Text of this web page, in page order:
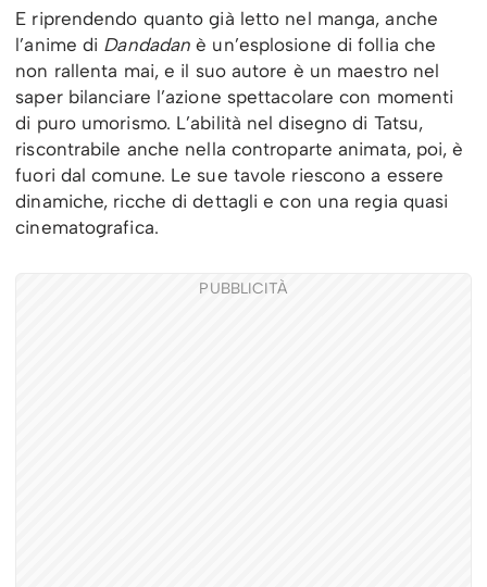
E riprendendo quanto già letto nel manga, anche
l’anime di Dandadanè un’esplosione di follia che
non rallenta mai, e il suo autore è un maestro nel
saper bilanciare l’azione spettacolare con momenti
di puro umorismo. L’abilità nel disegno di Tatsu,
riscontrabile anche nella controparte animata, poi, è
fuori dal comune. Le sue tavole riescono a essere
dinamiche, ricche di dettagli e con una regia quasi
cinematografica.
PUBBLICITÀ